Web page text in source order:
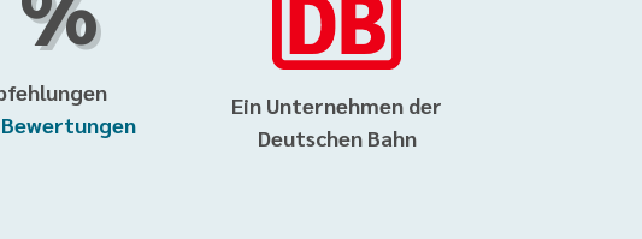
Ein Unternehmen der
Deutschen Bahn